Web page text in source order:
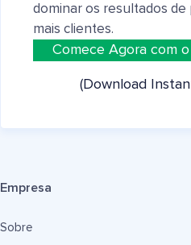
dominar os resultados de
mais clientes.
Comece Agora com o
(Download
Empresa
Sobre